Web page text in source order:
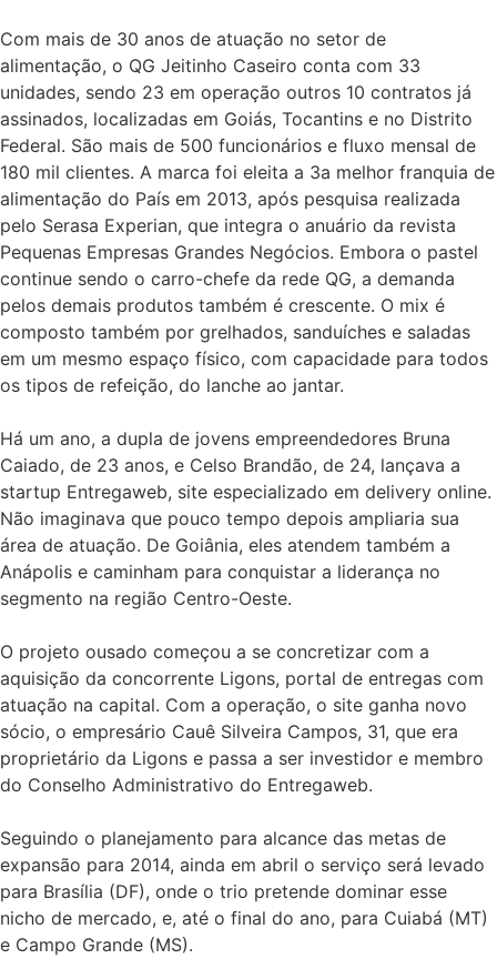
Com mais de 30 anos de atuação no setor de
alimentação, o QG Jeitinho Caseiro conta com 33
unidades, sendo 23 em operação outros 10 contratos já
assinados, localizadas em Goiás, Tocantins e no Distrito
Federal. São mais de 500 funcionários e fluxo mensal de
180 mil clientes. A marca foi eleita a 3a melhor franquia de
alimentação do País em 2013, após pesquisa realizada
pelo Serasa Experian, que integra o anuário da revista
Pequenas Empresas Grandes Negócios. Embora o pastel
continue sendo o carro-chefe da rede QG, a demanda
pelos demais produtos também é crescente. O mix é
composto também por grelhados, sanduíches e saladas
em um mesmo espaço físico, com capacidade para todos
os tipos de refeição, do lanche ao jantar.
Há um ano, a dupla de jovens empreendedores Bruna
Caiado, de 23 anos, e Celso Brandão, de 24, lançava a
startup Entregaweb, site especializado em delivery online.
Não imaginava que pouco tempo depois ampliaria sua
área de atuação. De Goiânia, eles atendem também a
Anápolis e caminham para conquistar a liderança no
segmento na região Centro-Oeste.
O projeto ousado começou a se concretizar com a
aquisição da concorrente Ligons, portal de entregas com
atuação na capital. Com a operação, o site ganha novo
sócio, o empresário Cauê Silveira Campos, 31, que era
proprietário da Ligons e passa a ser investidor e membro
do Conselho Administrativo do Entregaweb.
Seguindo o planejamento para alcance das metas de
expansão para 2014, ainda em abril o serviço será levado
para Brasília (DF), onde o trio pretende dominar esse
nicho de mercado, e, até o final do ano, para Cuiabá (MT)
e Campo Grande (MS).